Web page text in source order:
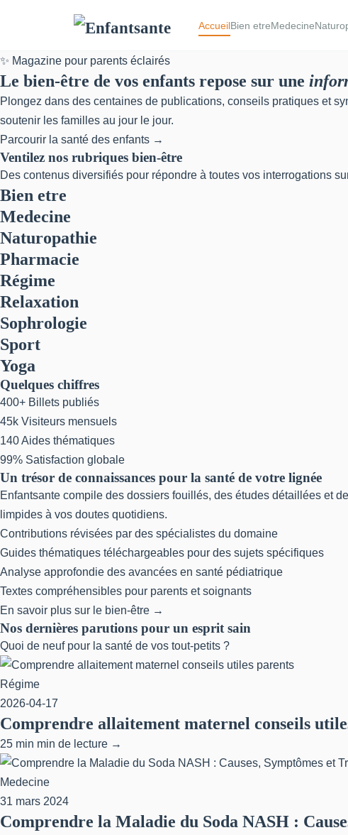
AccueilBien etreMedecine
✨ Magazine pour parents éclairés
Le bien-être de vos enfants repose sur une
Plongez dans des centaines de publications, conseils pratiques et
soutenir les familles au jour le jour.
Parcourir la santé des enfants →
Ventilez nos rubriques bien-être
Des contenus diversifiés pour répondre à toutes vos interrogations
Bien etre
Medecine
Naturopathie
Pharmacie
Régime
Relaxation
Sophrologie
Sport
Yoga
Quelques chiffres
400+ Billets publiés
45k Visiteurs mensuels
140Aides thématiques
99% Satisfaction globale
Un trésor de connaissances pour la santé de votre lignée
Enfantsante compile des dossiers fouillés, des études détaillées et
limpides à vos doutes quotidiens.
Contributions révisées par des spécialistes du domaine
Guides thématiques téléchargeables pour des sujets spécifiques
Analyse approfondie des avancées en santé pédiatrique
Textes compréhensibles pour parents et soignants
En savoir plus sur le bien-être →
Nos dernières parutions pour un esprit sain
Quoi de neuf pour la santé de vos tout-petits ?
Régime
2026-04-17
Comprendre allaitement maternel conseils
25 min min de lecture →
Medecine
31 mars 2024
Comprendre la Maladie du Soda NASH :